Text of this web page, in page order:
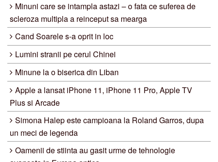
Minuni care se intampla astazi – o fata ce suferea de
scleroza multipla a reinceput sa mearga
Cand Soarele s-a oprit in loc
Lumini stranii pe cerul Chinei
Minune la o biserica din Liban
Apple a lansat iPhone 11, iPhone 11 Pro, Apple TV
Plus si Arcade
Simona Halep este campioana la Roland Garros, dupa
un meci de legenda
Oamenii de stiinta au gasit urme de tehnologie